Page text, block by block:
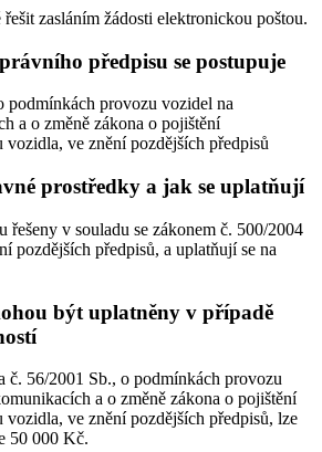
zasláním žádosti elektronickou poštou.
předpisu se postupuje
podmínkách provozu vozidel na
a o změně zákona o pojištění
vozidla, ve znění pozdějších předpisů
prostředky a jak se uplatňují
řešeny v souladu se zákonem č. 500/2004
pozdějších předpisů, a uplatňují se na
být uplatněny v případě
č. 56/2001 Sb., o podmínkách provozu
a o změně zákona o pojištění
ve znění pozdějších předpisů, lze
50 000 Kč.